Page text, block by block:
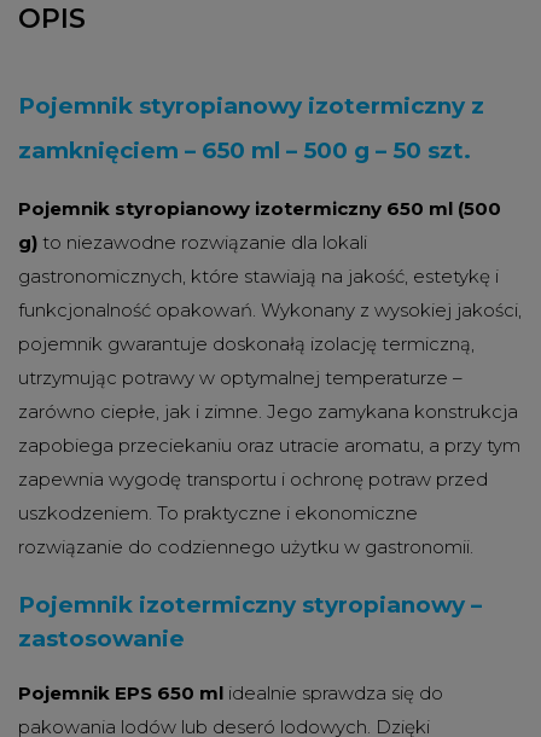
OPIS
Pojemnik styropianowy izotermiczny z
zamknięciem – 650 ml – 500 g – 50 szt.
Pojemnik styropianowy izotermiczny 650 ml (500
g) to niezawodne rozwiązanie dla lokali
gastronomicznych, które stawiają na jakość, estetykę i
funkcjonalność opakowań. Wykonany z wysokiej jakości,
pojemnik gwarantuje doskonałą izolację termiczną,
utrzymując potrawy w optymalnej temperaturze –
zarówno ciepłe, jak i zimne. Jego zamykana konstrukcja
zapobiega przeciekaniu oraz utracie aromatu, a przy tym
zapewnia wygodę transportu i ochronę potraw przed
uszkodzeniem. To praktyczne i ekonomiczne
rozwiązanie do codziennego użytku w gastronomii.
Pojemnik izotermiczny styropianowy –
zastosowanie
Pojemnik EPS 650 ml idealnie sprawdza się do
pakowania lodów lub deseró lodowych. Dzięki